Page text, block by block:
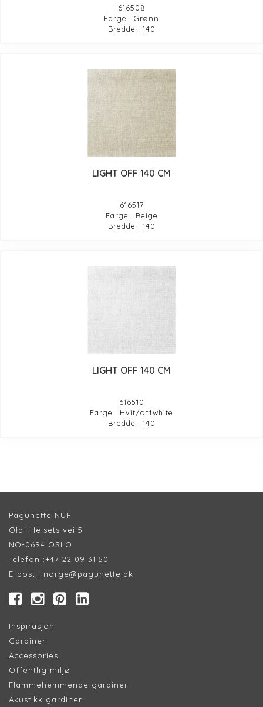
616508
Farge : Grønn
Bredde : 140
LIGHT OFF 140 CM
616517
Farge : Beige
Bredde : 140
LIGHT OFF 140 CM
616510
Farge : Hvit/offwhite
Bredde : 140
Pagunette NUF
Olaf Helsets vei 5
NO-0694 OSLO
Telefon :+47 22 09 31 50
E-post : norge@pagunette.dk
Inspirasjon
Gardiner
Accessories
Offentlig miljø
Flammehemmende gardiner
Akustikk gardiner